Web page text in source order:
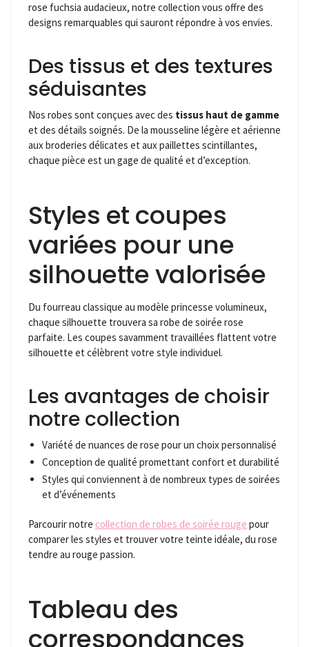
rose fuchsia audacieux, notre collection vous offre des
designs remarquables qui sauront répondre à vos envies.
Des tissus et des textures
séduisantes
Nos robes sont conçues avec des tissus haut de gamme
et des détails soignés. De la mousseline légère et aérienne
aux broderies délicates et aux paillettes scintillantes,
chaque pièce est un gage de qualité et d’exception.
Styles et coupes
variées pour une
silhouette valorisée
Du fourreau classique au modèle princesse volumineux,
chaque silhouette trouvera sa robe de soirée rose
parfaite. Les coupes savamment travaillées flattent votre
silhouette et célèbrent votre style individuel.
Les avantages de choisir
notre collection
Variété de nuances de rose pour un choix personnalisé
Conception de qualité promettant confort et durabilité
Styles qui conviennent à de nombreux types de soirées
et d’événements
Parcourir notre collection de robes de soirée rouge pour
comparer les styles et trouver votre teinte idéale, du rose
tendre au rouge passion.
Tableau des
correspondances